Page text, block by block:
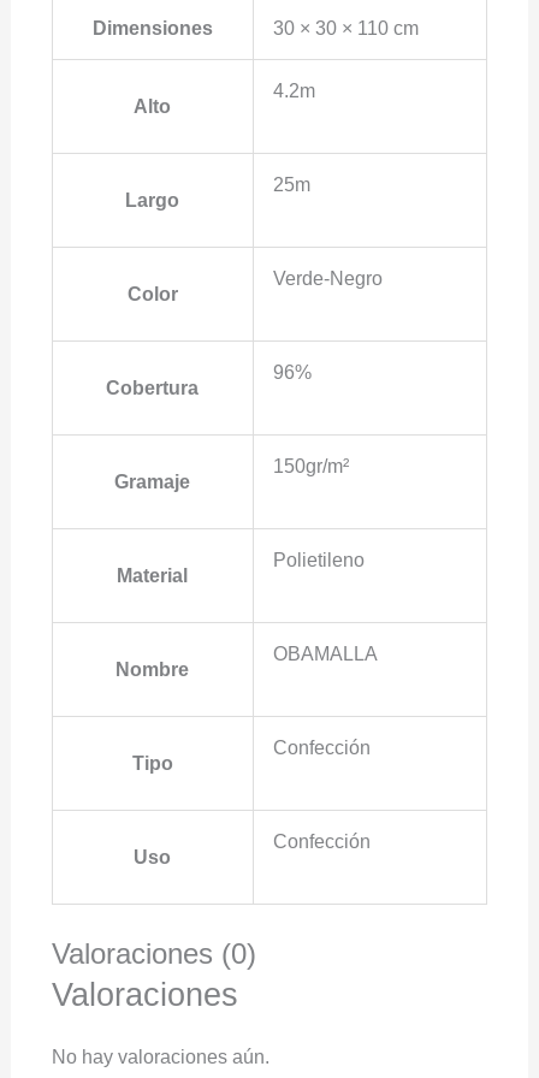
Dimensiones 30 × 30 × 110 cm
Alto
4.2m
Largo
25m
Color
Verde-Negro
Cobertura
96%
Gramaje
150gr/m²
Material
Polietileno
Nombre
OBAMALLA
Tipo
Confección
Uso
Confección
Valoraciones (0)
Valoraciones
No hay valoraciones aún.